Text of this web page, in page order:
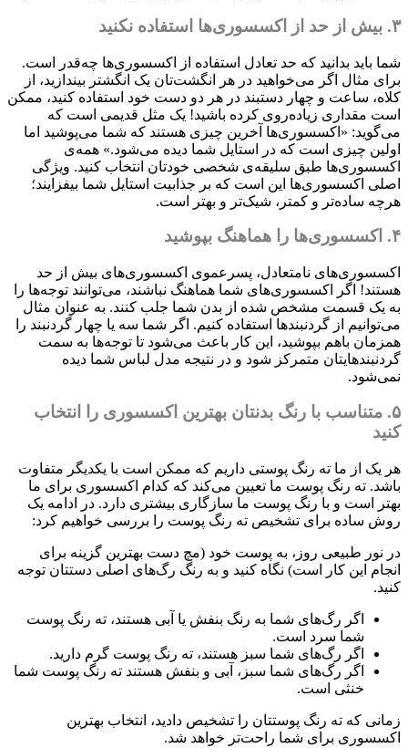
۳. بیش از حد از اکسسوری‌ها استفاده نکنید
شما باید بدانید که حد تعادل استفاده از اکسسوری‌ها چه‌قدر است.
برای مثال اگر می‌خواهید در هر انگشت‌تان یک انگشتر بیندازید، از
کلاه، ساعت و چهار دستبند در هر دو دست خود استفاده کنید، ممکن
است مقداری زیاده‌روی کرده باشید! یک مثل قدیمی است که
می‌گوید: «اکسسوری‌ها آخرین چیزی هستند که شما می‌پوشید اما
اولین چیزی است که در استایل شما دیده می‌شود.» همه‌ی
اکسسوری‌ها طبق سلیقه‌ی شخصی خودتان انتخاب کنید. ویژگی
اصلی اکسسوری‌ها این است که بر جذابیت استایل شما بیفزایند؛
هرچه ساده‌تر و کمتر، شیک‌تر و بهتر است.
۴. اکسسوری‌ها را هماهنگ بپوشید
اکسسوری‌های نامتعادل، پسرعموی اکسسوری‌های بیش از حد
هستند! اگر اکسسوری‌های شما هماهنگ نباشند، می‌توانند توجه‌ها را
به یک قسمت مشخص شده از بدن شما جلب کنند. به عنوان مثال
می‌توانیم از گردنبندها استفاده کنیم. اگر شما سه یا چهار گردنبند را
همزمان باهم بپوشید، این کار باعث می‌شود تا توجه‌ها به سمت
گردنبندهایتان متمرکز ‌شود و در نتیجه مدل لباس شما دیده
نمی‌شود.
۵. متناسب با رنگ بدنتان بهترین اکسسوری را انتخاب
کنید
هر یک از ما ته ‌رنگ پوستی داریم که ممکن است با یکدیگر متفاوت
باشد. ته رنگ پوست ما تعیین می‌کند که کدام اکسسوری برای ما
بهتر است و با رنگ پوست ما سازگاری بیشتری دارد. در ادامه یک
روش ساده برای تشخیص ته رنگ پوست را بررسی خواهیم کرد:
در نور طبیعی روز، به پوست خود (مچ دست بهترین گزینه برای
انجام این کار است) نگاه کنید و به رنگ رگ‌های اصلی دستتان توجه
کنید.
اگر رگ‌های شما به رنگ بنفش یا آبی هستند، ته رنگ پوست
شما سرد است.
اگر رگ‌های شما سبز هستند، ته رنگ پوست گرم دارید.
اگر رگ‌های شما سبز، آبی و بنفش هستند ته رنگ پوست شما
خنثی است.
زمانی که ته رنگ پوستتان را تشخیص دادید، انتخاب بهترین
اکسسوری برای شما راحت‌تر خواهد شد.